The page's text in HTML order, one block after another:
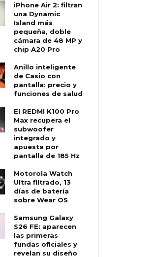
iPhone Air 2: filtran
una Dynamic
Island más
pequeña, doble
cámara de 48 MP y
chip A20 Pro
Anillo inteligente
de Casio con
pantalla: precio y
funciones de salud
El REDMI K100 Pro
Max recupera el
subwoofer
integrado y
apuesta por
pantalla de 185 Hz
Motorola Watch
Ultra filtrado, 13
días de batería
sobre Wear OS
Samsung Galaxy
S26 FE: aparecen
las primeras
fundas oficiales y
revelan su diseño